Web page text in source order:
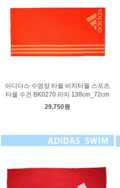
아디다스 수영장 타월 비치타월 스포츠
타올 수건 BK0270 라지 138cm_72cm
29,750원